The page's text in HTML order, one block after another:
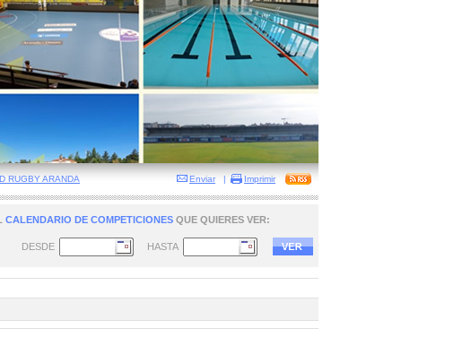
RUGBY ARANDA Enviar | Imprimir
CALENDARIO DE COMPETICIONES QUE QUIERES VER:
DESDE HASTA